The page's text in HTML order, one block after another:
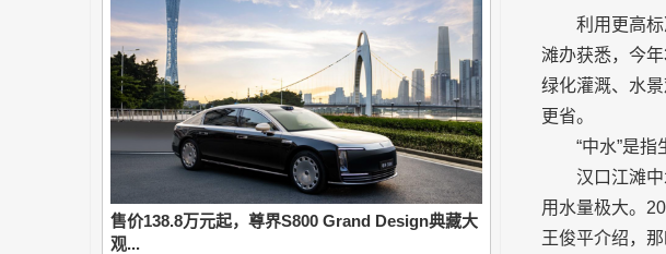
售价138.8万元起，尊界S800 Grand Design典藏大
观...
利用更高
滩办获悉，今
绿化灌溉、水
更省。
“中水”是
汉口江滩
用水量极大。
王俊平介绍，